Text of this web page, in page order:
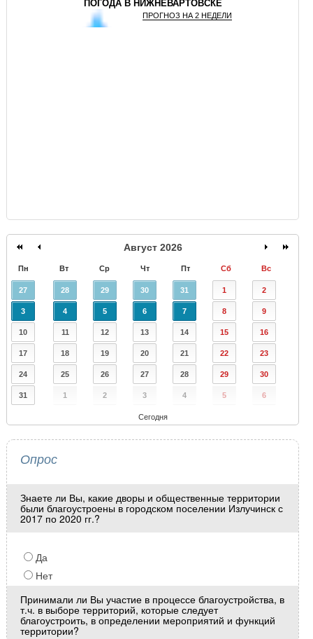
ПОГОДА В НИЖНЕВАРТОВСКЕ
ПРОГНОЗ НА 2 НЕДЕЛИ
Август 2026
Пн Вт Ср Чт Пт Сб Вс
27 28 29 30 31 1 2
3 4 5 6 7 8 9
10 11 12 13 14 15 16
17 18 19 20 21 22 23
24 25 26 27 28 29 30
31 1 2 3 4 5 6
Сегодня
Опрос
Знаете ли Вы, какие дворы и общественные территории
были благоустроены в городском поселении Излучинск с
2017 по 2020 гг.?
Да
Нет
Принимали ли Вы участие в процессе благоустройства, в
т.ч. в выборе территорий, которые следует
благоустроить, в определении мероприятий и функций
территории?